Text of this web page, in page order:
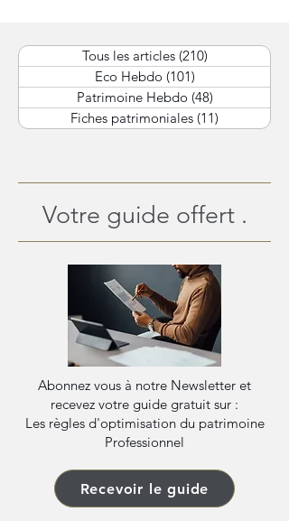
Tous les articles (210)
Eco Hebdo (101)
Patrimoine Hebdo (48)
Fiches patrimoniales (11)
Votre guide offert .
Abonnez vous à notre Newsletter et
recevez votre guide gratuit sur :
Les règles d'optimisation du patrimoine
Professionnel
Recevoir le guide